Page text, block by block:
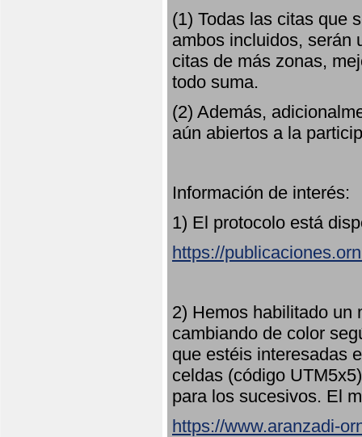
(1) Todas las citas que
ambos incluidos, serán
citas de más zonas,
todo suma.
(2) Además,
aún abiertos a la
Información de interés:
1) El protocolo está
https://
2) Hemos habilitado un
cambiando de color
que estéis interesadas
celdas (código
para los sucesivos. El
https://www.aranzadi-